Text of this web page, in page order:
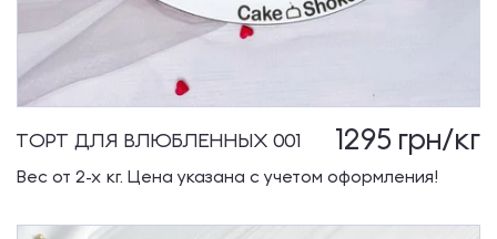
ТОРТ ДЛЯ ВЛЮБЛЕННЫХ 001 1295 грн/кг
Вес от 2-х кг. Цена указана с учетом оформления!